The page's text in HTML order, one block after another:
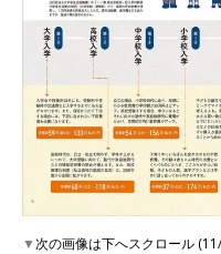
▼次の画像は下へスクロール